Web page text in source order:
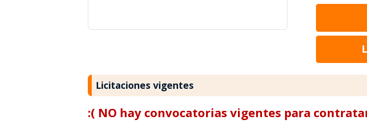
Licitaciones vigentes
:( NO hay convocatorias vigentes para